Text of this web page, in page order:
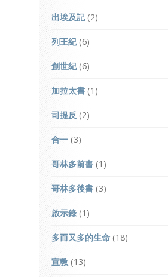
出埃及記(2)
列王紀(6)
創世紀(6)
加拉太書 (1)
司提反 (2)
合一 (3)
哥林多前書 (1)
哥林多後書 (3)
啟示錄 (1)
多而又多的生命 (18)
宣教 (13)